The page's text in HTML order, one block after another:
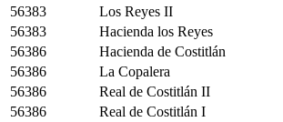
56383
Los Reyes II
56383
Hacienda los Reyes
56386
Hacienda de Costitlán
56386
La Copalera
56386
Real de Costitlán II
56386
Real de Costitlán I